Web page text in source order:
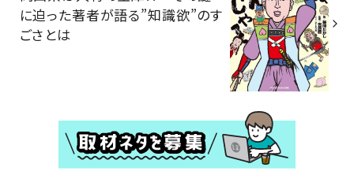
に迫った著者が語る”知識欲”のす
ごさとは